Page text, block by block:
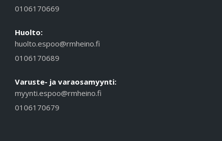
0106170669
Huolto:
huolto.espoo@rmheino.fi
0106170689
Varuste- ja varaosamyynti:
myynti.espoo@rmheino.fi
0106170679